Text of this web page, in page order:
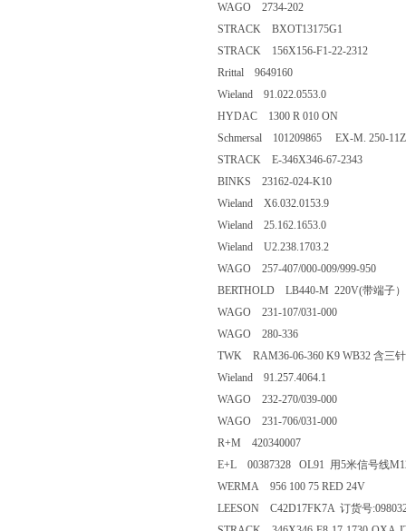
WAGO 2734-202
STRACK BXOT13175G1
STRACK 156X156-F1-22-2312
Rrittal 9649160
Wieland 91.022.0553.0
HYDAC 1300 R 010 ON
Schmersal 101209865 EX-M. 250-
STRACK E-346X346-67-2343
BINKS 23162-024-K10
Wieland X6.032.0153.9
Wieland 25.162.1653.0
Wieland U2.238.1703.2
WAGO 257-407/000-009/999-950
BERTHOLD LB440-M 220V(带端子）
WAGO 231-107/031-000
WAGO 280-336
TWK RAM36-06-360 K9 WB32 含三
Wieland 91.257.4064.1
WAGO 232-270/039-000
WAGO 231-706/031-000
R+M 420340007
E+L 00387328 OL91 用5米信号线
WERMA 956 100 75 RED 24V
LEESON C42D17FK7A 订货号